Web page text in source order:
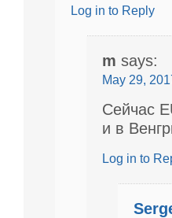
Log in to Reply
m says:
May 29,
Сейчас
и в
Log in to